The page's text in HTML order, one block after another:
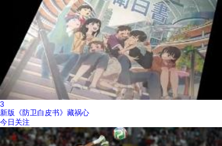
3
新版《防卫白皮书》藏祸心
今日关注